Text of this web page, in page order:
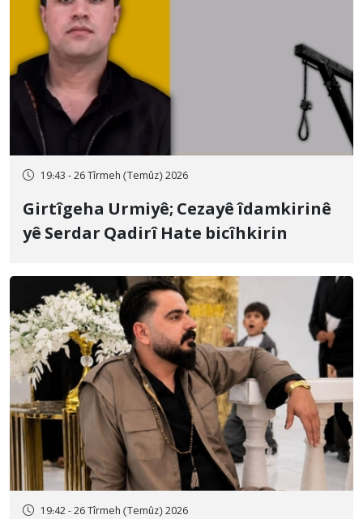
19:43 - 26 Tîrmeh (Temûz) 2026
Girtîgeha Urmiyê; Cezayê îdamkirinê
yê Serdar Qadirî Hate bicîhkirin
19:42 - 26 Tîrmeh (Temûz) 2026